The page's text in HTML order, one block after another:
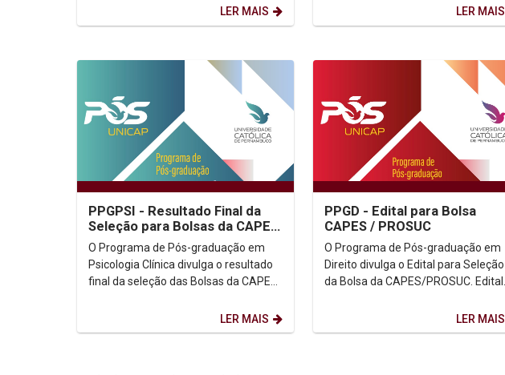
seleção contará com bolsas...LER MAIS
LER MAIS
PPGPSI - Resultado Final da
Seleção para Bolsas da CAPES
/ PROSUC
O Programa de Pós-graduação em
Psicologia Clínica divulga o resultado
final da seleção das Bolsas da CAPES
LER MAIS
PPGD - Edital para Bolsa
CAPES / PROSUC
O Programa de Pós-graduação em
Direito divulga o Edital para Seleção
da Bolsa da CAPES/PROSUC. Edital
LER MAIS